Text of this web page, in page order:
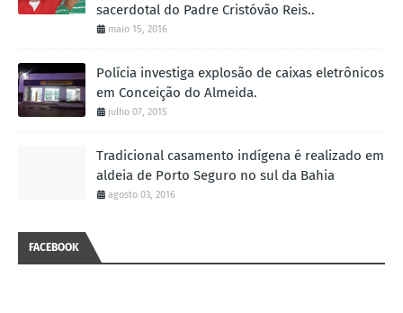
sacerdotal do Padre Cristóvão Reis..
maio 15, 2016
Polícia investiga explosão de caixas eletrônicos
em Conceição do Almeida.
julho 07, 2015
Tradicional casamento indígena é realizado em
aldeia de Porto Seguro no sul da Bahia
agosto 03, 2016
FACEBOOK